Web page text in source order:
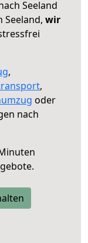
Seeland
wir
,
,
oder
nach